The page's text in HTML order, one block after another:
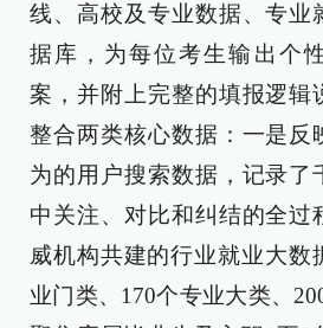
线、高校及专业数据、专业
据库，为每位考生输出个
案，并附上完整的填报逻辑
整合两类核心数据：一是反
为的用户搜索数据，记录了
中关注、对比和纠结的全过
威机构共建的行业就业大数
业门类、170个专业大类、